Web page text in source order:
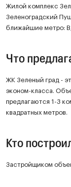
Жилой комплекс
Зеленоградский
ближайшие метро:
Что
ЖК Зеленый град -
эконом-класса.
предлагаются 1-3
квадратных метров.
Кто
Застройщиком